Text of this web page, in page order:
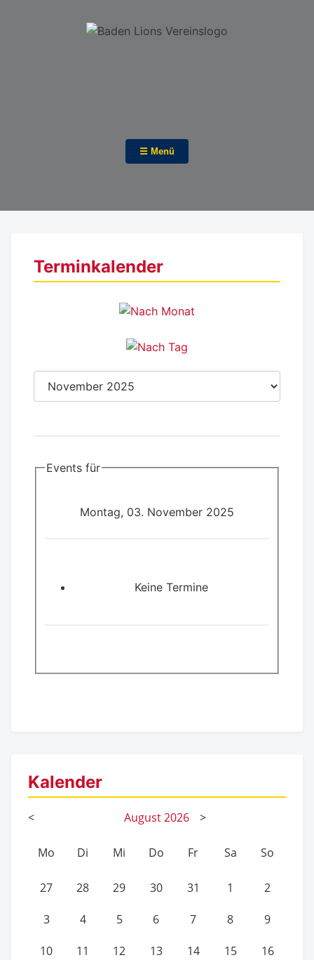
☰ Menü
Terminkalender
Events für
Montag, 03. November 2025
Keine Termine
Kalender
< August2026 >
Mo Di Mi Do Fr Sa So
27 28 29 30 31 1 2
3 4 5 6 7 8 9
10 11 12 13 14 15 16